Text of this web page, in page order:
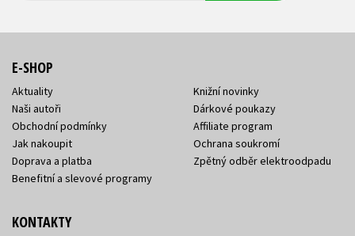
E-SHOP
Aktuality
Naši autoři
Obchodní podmínky
Jak nakoupit
Doprava a platba
Benefitní a slevové programy
Knižní novinky
Dárkové poukazy
Affiliate program
Ochrana soukromí
Zpětný odběr elektroodpadu
KONTAKTY